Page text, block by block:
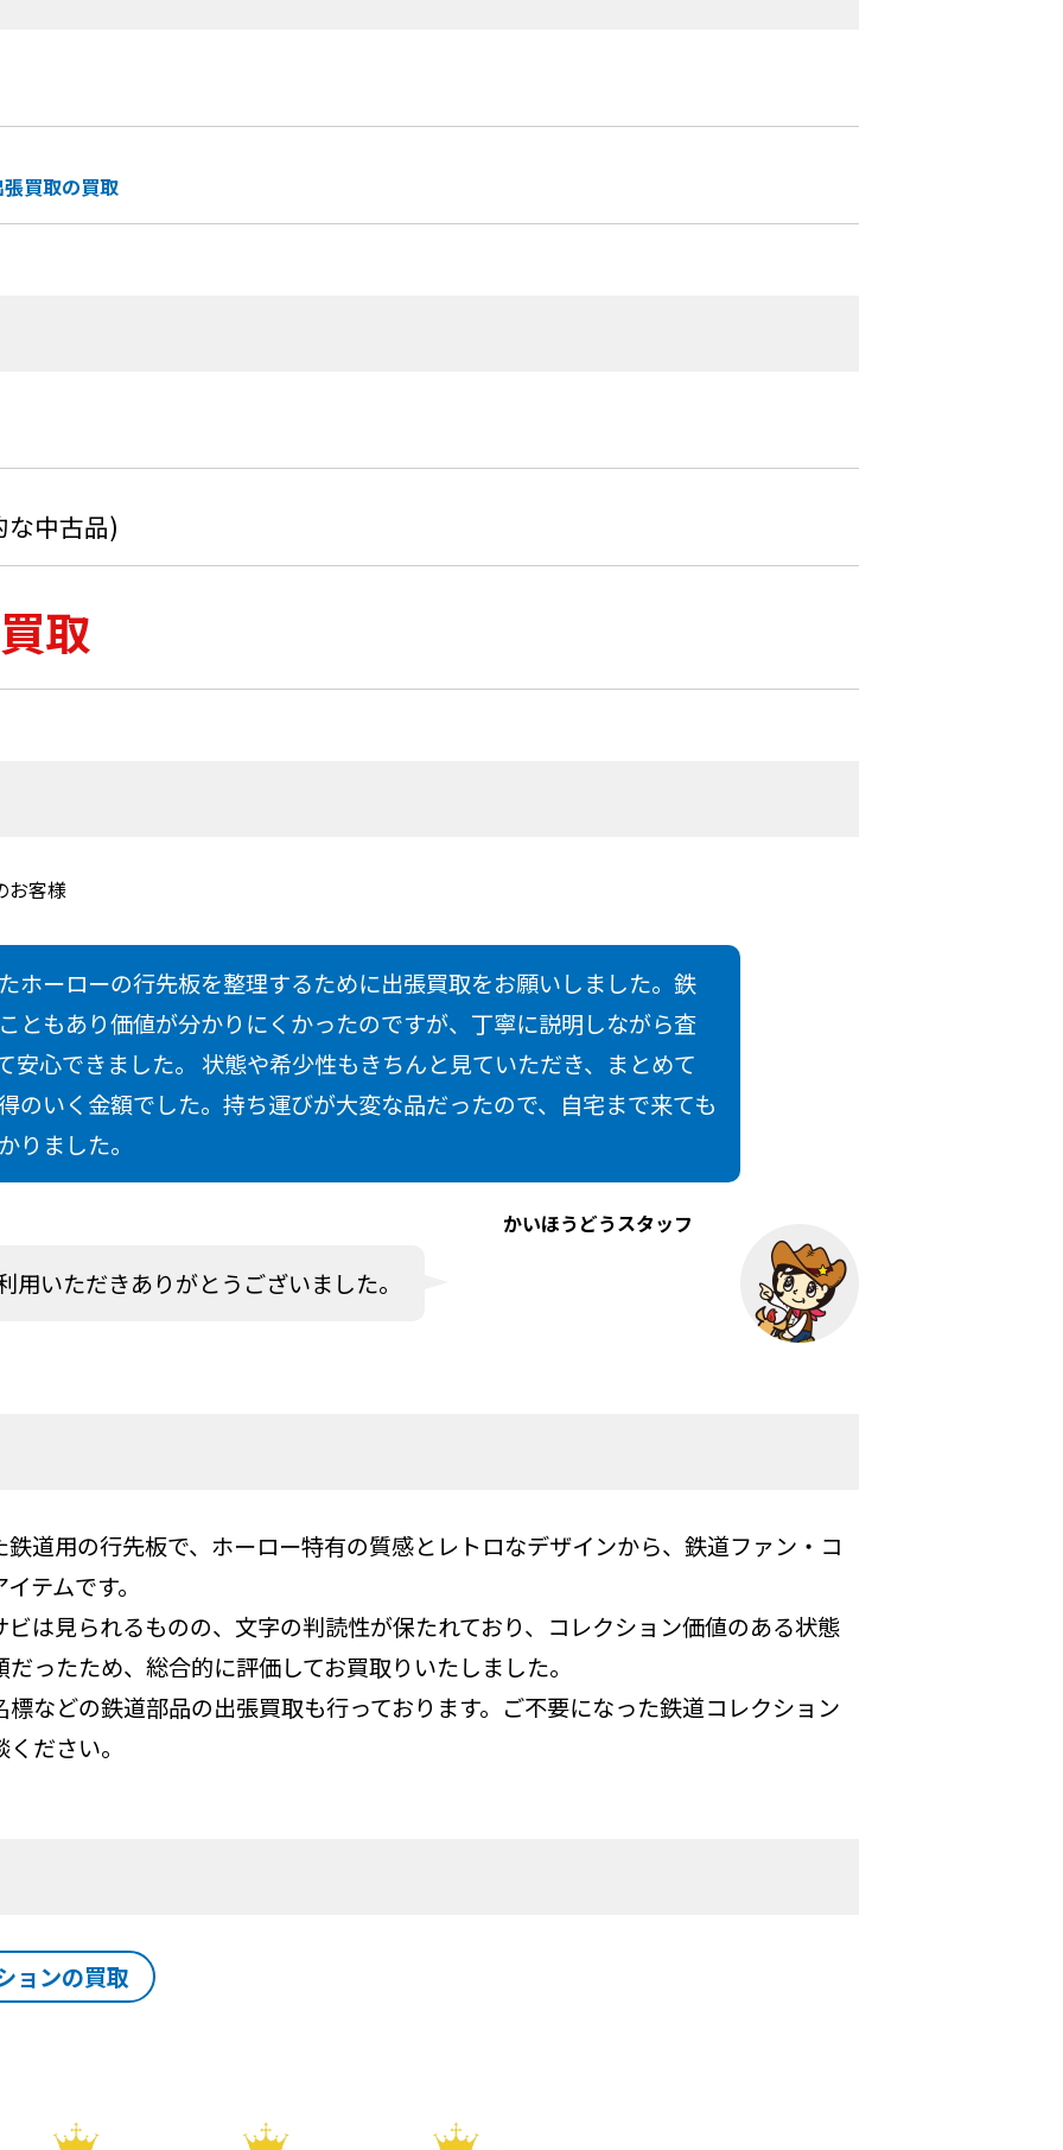
買取の買取
な中古品)
取
お客様
ホーローの行先板を整理するために出張買取をお願いしました。鉄
ともあり価値が分かりにくかったのですが、丁寧に説明しながら査
安心できました。 状態や希少性もきちんと見ていただき、まとめて
のいく金額でした。持ち運びが大変な品だったので、自宅まで来ても
りました。
かいほうどうスタッフ
用いただきありがとうございました。
道用の行先板で、ホーロー特有の質感とレトロなデザインから、鉄道ファン・コ
テムです。
は見られるものの、文字の判読性が保たれており、コレクション価値のある状態
ったため、総合的に評価してお買取りいたしました。
などの鉄道部品の出張買取も行っております。ご不要になった鉄道コレクション
ださい。
ョンの買取